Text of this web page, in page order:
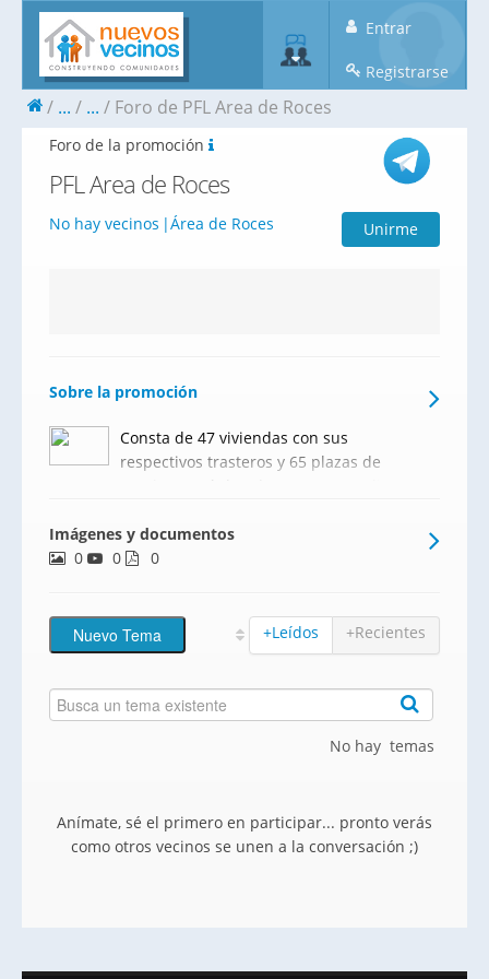
Entrar
Registrarse
... ... Foro de PFL Area de Roces
Foro de la promoción
PFL Area de Roces
No hay vecinos Área de Roces Unirme
Sobre la promoción
Consta de 47 viviendas con sus
respectivos trasteros y 65 plazas de
Imágenes y documentos
0
0 0
+Leídos +Recientes
No hay temas
Anímate, sé el primero en participar... pronto verás
como otros vecinos se unen a la conversación ;)